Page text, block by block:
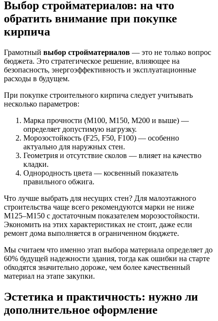
Выбор стройматериалов: на что
обратить внимание при покупке
кирпича
Грамотный выбор стройматериалов — это не только вопрос
бюджета. Это стратегическое решение, влияющее на
безопасность, энергоэффективность и эксплуатационные
расходы в будущем.
При покупке строительного кирпича следует учитывать
несколько параметров:
Марка прочности (М100, М150, М200 и выше) —
определяет допустимую нагрузку.
Морозостойкость (F25, F50, F100) — особенно
актуально для наружных стен.
Геометрия и отсутствие сколов — влияет на качество
кладки.
Однородность цвета — косвенный показатель
правильного обжига.
Что лучше выбрать для несущих стен? Для малоэтажного
строительства чаще всего рекомендуются марки не ниже
М125–М150 с достаточным показателем морозостойкости.
Экономить на этих характеристиках не стоит, даже если
ремонт дома выполняется в ограниченном бюджете.
Мы считаем что именно этап выбора материала определяет до
60% будущей надежности здания, тогда как ошибки на старте
обходятся значительно дороже, чем более качественный
материал на этапе закупки.
Эстетика и практичность: нужно ли
дополнительное оформление